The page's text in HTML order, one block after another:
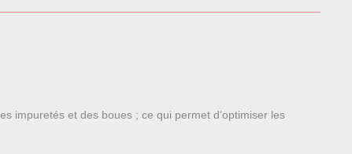
impuretés et des boues ; ce qui permet d’optimiser les